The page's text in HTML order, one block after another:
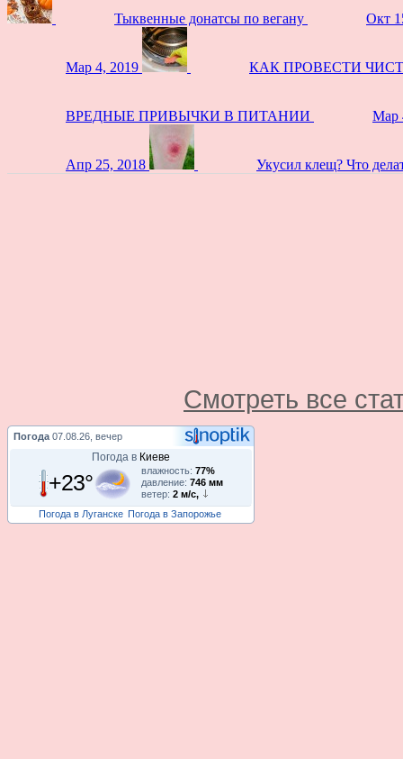
Тыквенные донатсы по вегану Окт
Мар 4, 2019 КАК ПРОВЕСТИ
ВРЕДНЫЕ ПРИВЫЧКИ В ПИТАНИИ Мар
Апр 25, 2018 Укусил клещ? Что
Смотреть все
Погода 07.08.26, вечер
Погода в Киеве
+23° влажность: 77%
давление: 746 мм
ветер: 2 м/с,
Погода в Луганске Погода в Запорожье